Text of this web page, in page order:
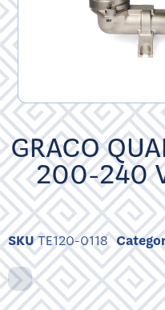
GRACO
200-240
SKUTE120-0118